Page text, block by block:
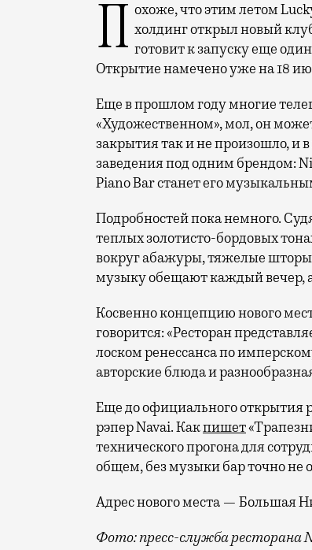
Похоже, что этим летом Lucky Group решили всерьез заняться музыкой. На днях холдинг открыл новый
готовит к запуску еще
Открытие намечено уже на 18
Еще в прошлом году многие
«Художественном», мол, он
закрытия так и не произошло, и
заведения под одним брендом:
Piano Bar станет его
Подробностей пока немного.
теплых золотисто-бордовых
вокруг абажуры, тяжелые
музыку обещают каждый вечер, а
Косвенно концепцию нового
говорится: «Ресторан
лоском ренессанса по
авторские блюда и
Еще до официального открытия
рэпер Navai. Какпишет
технического прогона для
общем, без музыки бар точно не
Адрес нового места — Большая
Фото: пресс-служба ресторана